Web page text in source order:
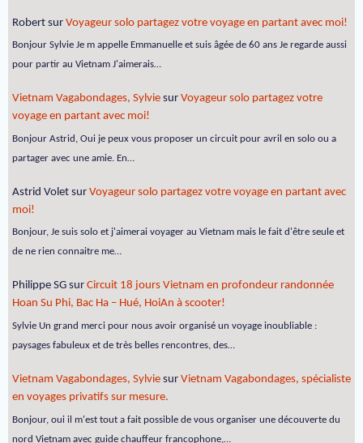
Robert sur Voyageur solo partagez votre voyage en partant avec moi!
Bonjour Sylvie Je m appelle Emmanuelle et suis âgée de 60 ans Je regarde aussi
pour partir au Vietnam J'aimerais…
Vietnam Vagabondages, Sylvie sur Voyageur solo partagez votre
voyage en partant avec moi!
Bonjour Astrid, Oui je peux vous proposer un circuit pour avril en solo ou a
partager avec une amie. En…
Astrid Volet sur Voyageur solo partagez votre voyage en partant avec
moi!
Bonjour, Je suis solo et j'aimerai voyager au Vietnam mais le fait d'être seule et
de ne rien connaitre me…
Philippe SG sur Circuit 18 jours Vietnam en profondeur randonnée
Hoan Su Phi, Bac Ha – Hué, HoiAn à scooter!
Sylvie Un grand merci pour nous avoir organisé un voyage inoubliable :
paysages fabuleux et de très belles rencontres, des…
Vietnam Vagabondages, Sylvie sur Vietnam Vagabondages, spécialiste
en voyages privatifs sur mesure.
Bonjour, oui il m'est tout a fait possible de vous organiser une découverte du
nord Vietnam avec guide chauffeur francophone,…